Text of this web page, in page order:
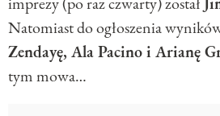
Natomiast do ogłoszenia
Zendayę, Ala Pacino i Arianę
tym mowa…